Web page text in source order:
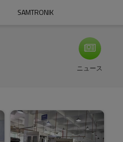
SAMTRONIK
ニュース